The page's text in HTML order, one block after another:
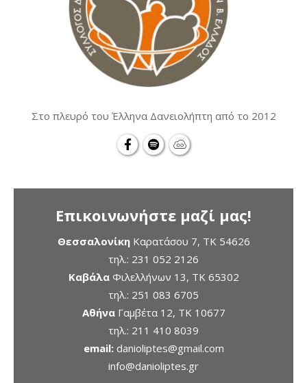
Στο πλευρό του Έλληνα Δανειολήπτη από το 2012
Επικοινωνήστε μαζί μας!
ΘεσσαλονίκηΚαρατάσου 7, TK 54626
τηλ.: 231 052 2126
ΚαβάλαΦιλελλήνων 13, ΤΚ 65302
τηλ.: 251 083 6705
ΑθήναΓαμβέτα 12, ΤΚ 10677
τηλ.: 211 410 8039
email: danioliptes@gmail.com
info@danioliptes.gr